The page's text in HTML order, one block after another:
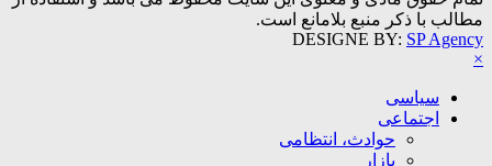
مطالب با ذکر منبع بلامانع است.
DESIGNE BY: SP Agency
×
سیاسی
اجتماعی
حوادث، انتظامی
بازار